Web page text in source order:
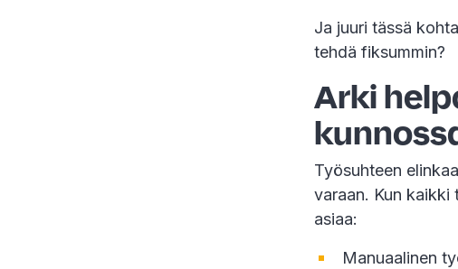
Ja juuri tässä
tehdä fiksummin?
Arki
Työsuhteen
varaan. Kun
asiaa:
Manuaalinen